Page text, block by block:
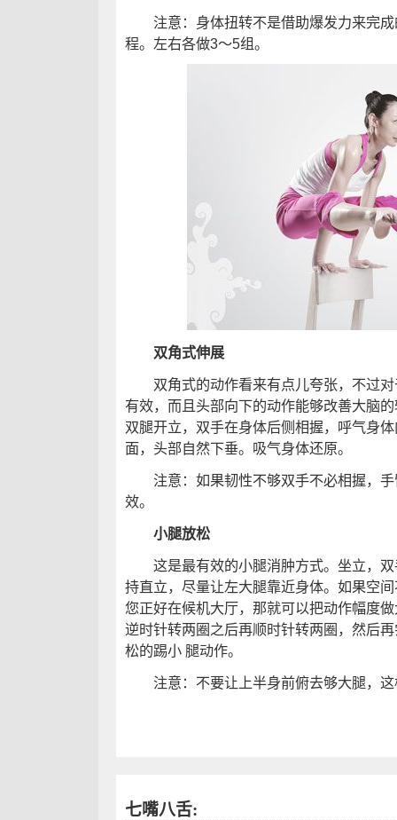
注意：身体扭转不是借助爆发力来完成
程。左右各做3～5组。
双角式伸展
双角式的动作看来有点儿夸张，不过对
有效，而且头部向下的动作能够改善大脑
双腿开立，双手在身体后侧相握，呼气身
面，头部自然下垂。吸气身体还原。
注意：如果韧性不够双手不必相握，手
效。
小腿放松
这是最有效的小腿消肿方式。坐立，双
持直立，尽量让左大腿靠近身体。如果空
您正好在候机大厅，那就可以把动作幅度
逆时针转两圈之后再顺时针转两圈，然后
松的踢小 腿动作。
注意：不要让上半身前俯去够大腿，这
七嘴八舌: